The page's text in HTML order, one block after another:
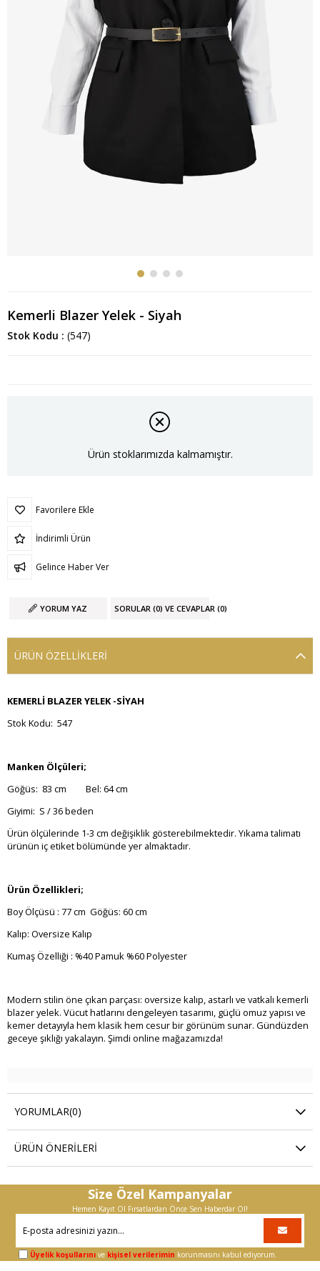
Kemerli Blazer Yelek - Siyah
Stok Kodu (547)
Ürün stoklarımızda kalmamıştır.
Favorilere Ekle
İndirimli Ürün
Gelince Haber Ver
YORUM YAZ SORULAR (0) VE CEVAPLAR (0)
ÜRÜN ÖZELLIKLERI
KEMERLİ BLAZER YELEK -SİYAH
Stok Kodu: 547
Manken Ölçüleri;
Göğüs: 83 cm Bel: 64 cm
Giyimi: S / 36 beden
Ürün ölçülerinde 1-3 cm değişiklik gösterebilmektedir. Yıkama talimatı
ürünün iç etiket bölümünde yer almaktadır.
Ürün Özellikleri;
Boy Ölçüsü : 77 cm Göğüs: 60 cm
Kalıp: Oversize Kalıp
Kumaş Özelliği : %40 Pamuk %60 Polyester
Modern stilin öne çıkan parçası: oversize kalıp, astarlı ve vatkalı kemerli
blazer yelek. Vücut hatlarını dengeleyen tasarımı, güçlü omuz yapısı ve
kemer detayıyla hem klasik hem cesur bir görünüm sunar. Gündüzden
geceye şıklığı yakalayın. Şimdi online mağazamızda!
YORUMLAR(0)
ÜRÜN ÖNERILERI
Size Özel Kampanyalar
Hemen Kayıt Ol Fırsatlardan Önce Sen Haberdar Ol!
Üyelik koşullarını ve kişisel verilerimin korunmasını kabul ediyorum.